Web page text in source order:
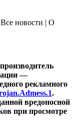
Все новости | О
—
рекламного
.
вредоносной
при просмотре